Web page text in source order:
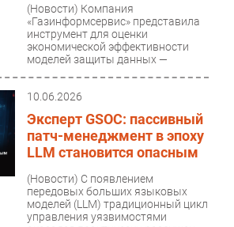
(Новости) Компания
«Газинформсервис» представила
инструмент для оценки
экономической эффективности
моделей защиты данных —
10.06.2026
Эксперт GSOC: пассивный
патч-менеджмент в эпоху
LLM становится опасным
(Новости) С появлением
передовых больших языковых
моделей (LLM) традиционный цикл
управления уязвимостями